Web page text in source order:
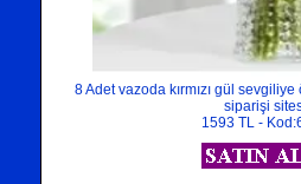
8 Adet vazoda kırmızı gül sevgiliye
siparişi
1593 TL -